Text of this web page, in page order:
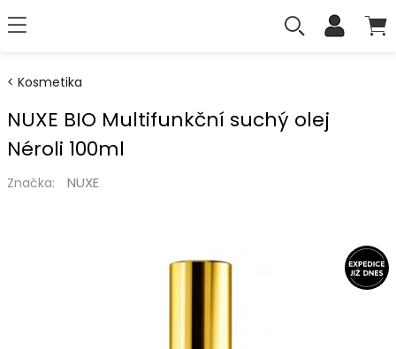
Kosmetika
NUXE BIO Multifunkční suchý olej
Néroli 100ml
Značka: NUXE